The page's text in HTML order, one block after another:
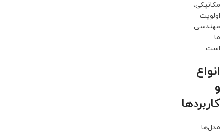
مکانیکی،
اولویت
مهندسی
ما
است.
انواع
و
کاربردها
مدل‌ها